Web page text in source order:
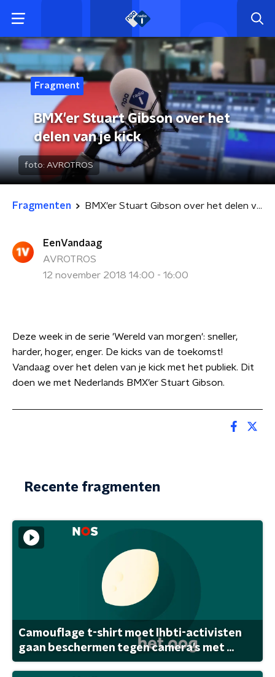
Fragment
BMX'er Stuart Gibson over het
delen van je kick
foto: AVROTROS
Fragmenten BMX'er Stuart Gibson over het delen van je kick
EenVandaag
AVROTROS
12 november 2018 14:00 - 16:00
Deze week in de serie 'Wereld van morgen': sneller,
harder, hoger, enger. De kicks van de toekomst!
Vandaag over het delen van je kick met het publiek. Dit
doen we met Nederlands BMX’er Stuart Gibson.
Recente fragmenten
Camouflage t-shirt moet lhbti-activisten
gaan beschermen tegen camera's met ...